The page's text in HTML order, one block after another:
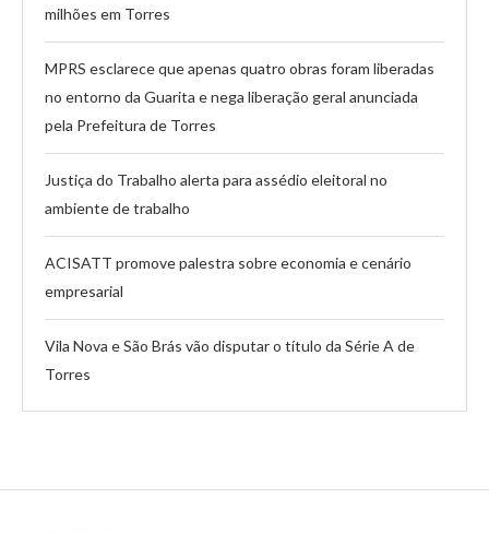
milhões em Torres
MPRS esclarece que apenas quatro obras foram liberadas
no entorno da Guarita e nega liberação geral anunciada
pela Prefeitura de Torres
Justiça do Trabalho alerta para assédio eleitoral no
ambiente de trabalho
ACISATT promove palestra sobre economia e cenário
empresarial
Vila Nova e São Brás vão disputar o título da Série A de
Torres